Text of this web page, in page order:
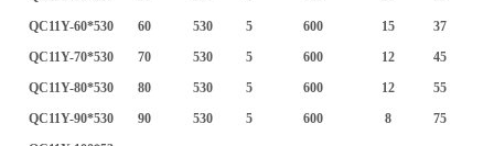
QC11Y-60*530
60 530 5 600 15
37
QC11Y-70*530
70 530 5 600 12
45
QC11Y-80*530
80 530 5 600 12
55
QC11Y-90*530
90 530 5 600 8
75